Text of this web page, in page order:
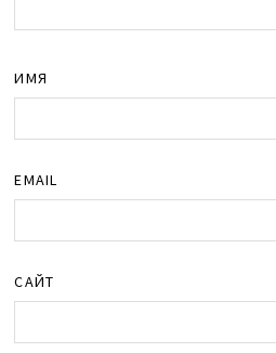
ИМЯ
EMAIL
САЙТ